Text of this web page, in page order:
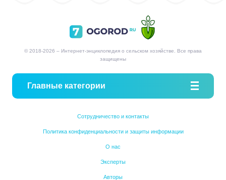
© 2018-2026 – Интернет-энциклопедия о сельском хозяйстве. Все права
защищены
Главные категории
Сотрудничество и контакты
Политика конфиденциальности и защиты информации
О нас
Эксперты
Авторы